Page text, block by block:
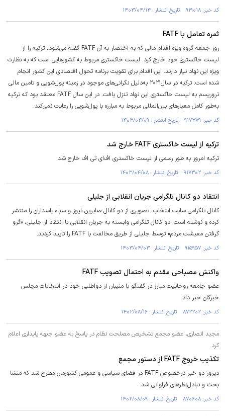
کد خبر: ۹۱۹۰۱۸ تاریخ انتشار : ۱۴۰۳/۰۴/۱۴
ثمره تعامل با FATF
روز جمعه گروه ویژه اقدام مالی که به اختصار به آن FATF گفته می‌شود، ترکیه را از
لیست خاکستری خود خارج کرد. لیست خاکستری مربوط به کشورهایی است که به نظارت
ویژه این نهاد نیاز دارند. این اقدام برای تقویت برنامه تحول اقتصادی این کشور انجام
شده است. ترکیه در سال۲۰۲۱ به‌دلیل نگرانی‌های موجود در زمینه پول‌شویی و تامین مالی
تروریسم به لیست خاکستری این نهاد تنزل یافت. در این سال FATF معتقد بود که ترکیه
به‌طور کامل معیارهای بین‌المللی مربوط به مبارزه با پول‌شویی را رعایت نمی‌کند.
کد خبر: ۹۱۷۳۷۹ تاریخ انتشار : ۱۴۰۳/۰۴/۰۹
ترکیه از لیست خاکستری FATF خارج شد
ترکیه امروز به طور رسمی از لیست خاکستری اف‌ای تی اف خارج شد.
کد خبر: ۹۱۷۳۰۲ تاریخ انتشار : ۱۴۰۳/۰۴/۰۸
انتقاد دو کانال تلگرامی جریان انقلابی از جلیلی
کانال تلگرامی سایت انتخاب، تصویری از دو کانال صابرین نیوز و سپاه پاسداران را منتشر
کرده و نوشته است؛ دو کانال تلگرامی وابسته به جریان انقلابی با انتقاد از جلیلی، «گرو
گرفتن معیشت مردم» توسط جلیلی از طریق مخالفت با FATF را تایید کردند.
کد خبر: ۹۱۵۹۵۷ تاریخ انتشار : ۱۴۰۳/۰۴/۰۳
واکنش مصباحی مقدم به احتمال تصویب FATF
عضو جامعه روحانیت مبارز در گفتگو با منیبان از دواطلبی خود در انتخابات مجلس
خبرگان خبر داد.
کد خبر: ۸۷۲۲۰۲ تاریخ انتشار : ۱۴۰۲/۰۸/۱۶
مجید انصاری، عضو مجمع تشخیص مصلحت نظام در پاسخ به عضو جبهه پایداری اعلام
کرد
تکذیب خروج FATF از دستور مجمع
دیروز دو خبر درخصوص FATF در فضای سیاسی و عمومی کشورمان مطرح شد که منشا
بحث و تبادل‌نظر‌های فراوانی شد.
کد خبر: ۸۷۰۶۰۸ تاریخ انتشار : ۱۴۰۲/۰۸/۰۹